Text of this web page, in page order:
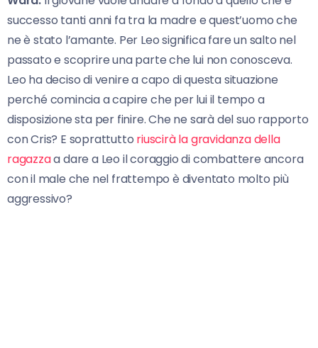
successo tanti anni fa tra la madre e quest’uomo che
ne è stato l’amante. Per Leo significa fare un salto nel
passato e scoprire una parte che lui non conosceva.
Leo ha deciso di venire a capo di questa situazione
perché comincia a capire che per lui il tempo a
disposizione sta per finire. Che ne sarà del suo rapporto
con Cris? E soprattutto riuscirà la gravidanza della
ragazzaa dare a Leo il coraggio di combattere ancora
con il male che nel frattempo è diventato molto più
aggressivo?